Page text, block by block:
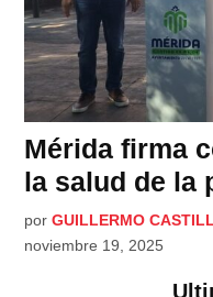
Mérida firma
la salud de la
por GUILLERMO
noviembre 19, 2025